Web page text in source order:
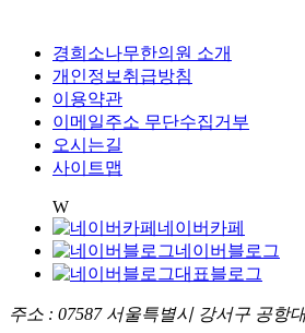
경희소나무한의원 소개
개인정보취급방침
이용약관
이메일주소 무단수집거부
오시는길
사이트맵
W
네이버카페
네이버블로그
대표블로그
주소 : 07587 서울특별시 강서구 공항